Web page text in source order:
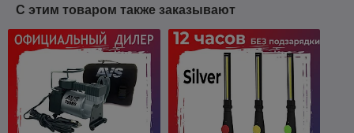
С этим товаром также заказывают